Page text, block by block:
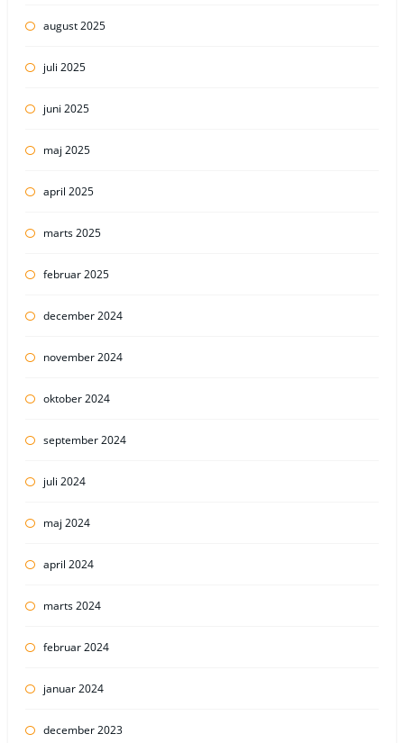
august 2025
juli 2025
juni 2025
maj 2025
april 2025
marts 2025
februar 2025
december 2024
november 2024
oktober 2024
september 2024
juli 2024
maj 2024
april 2024
marts 2024
februar 2024
januar 2024
december 2023